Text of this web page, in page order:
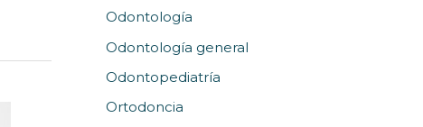
Odontología
Odontología general
Odontopediatría
Ortodoncia